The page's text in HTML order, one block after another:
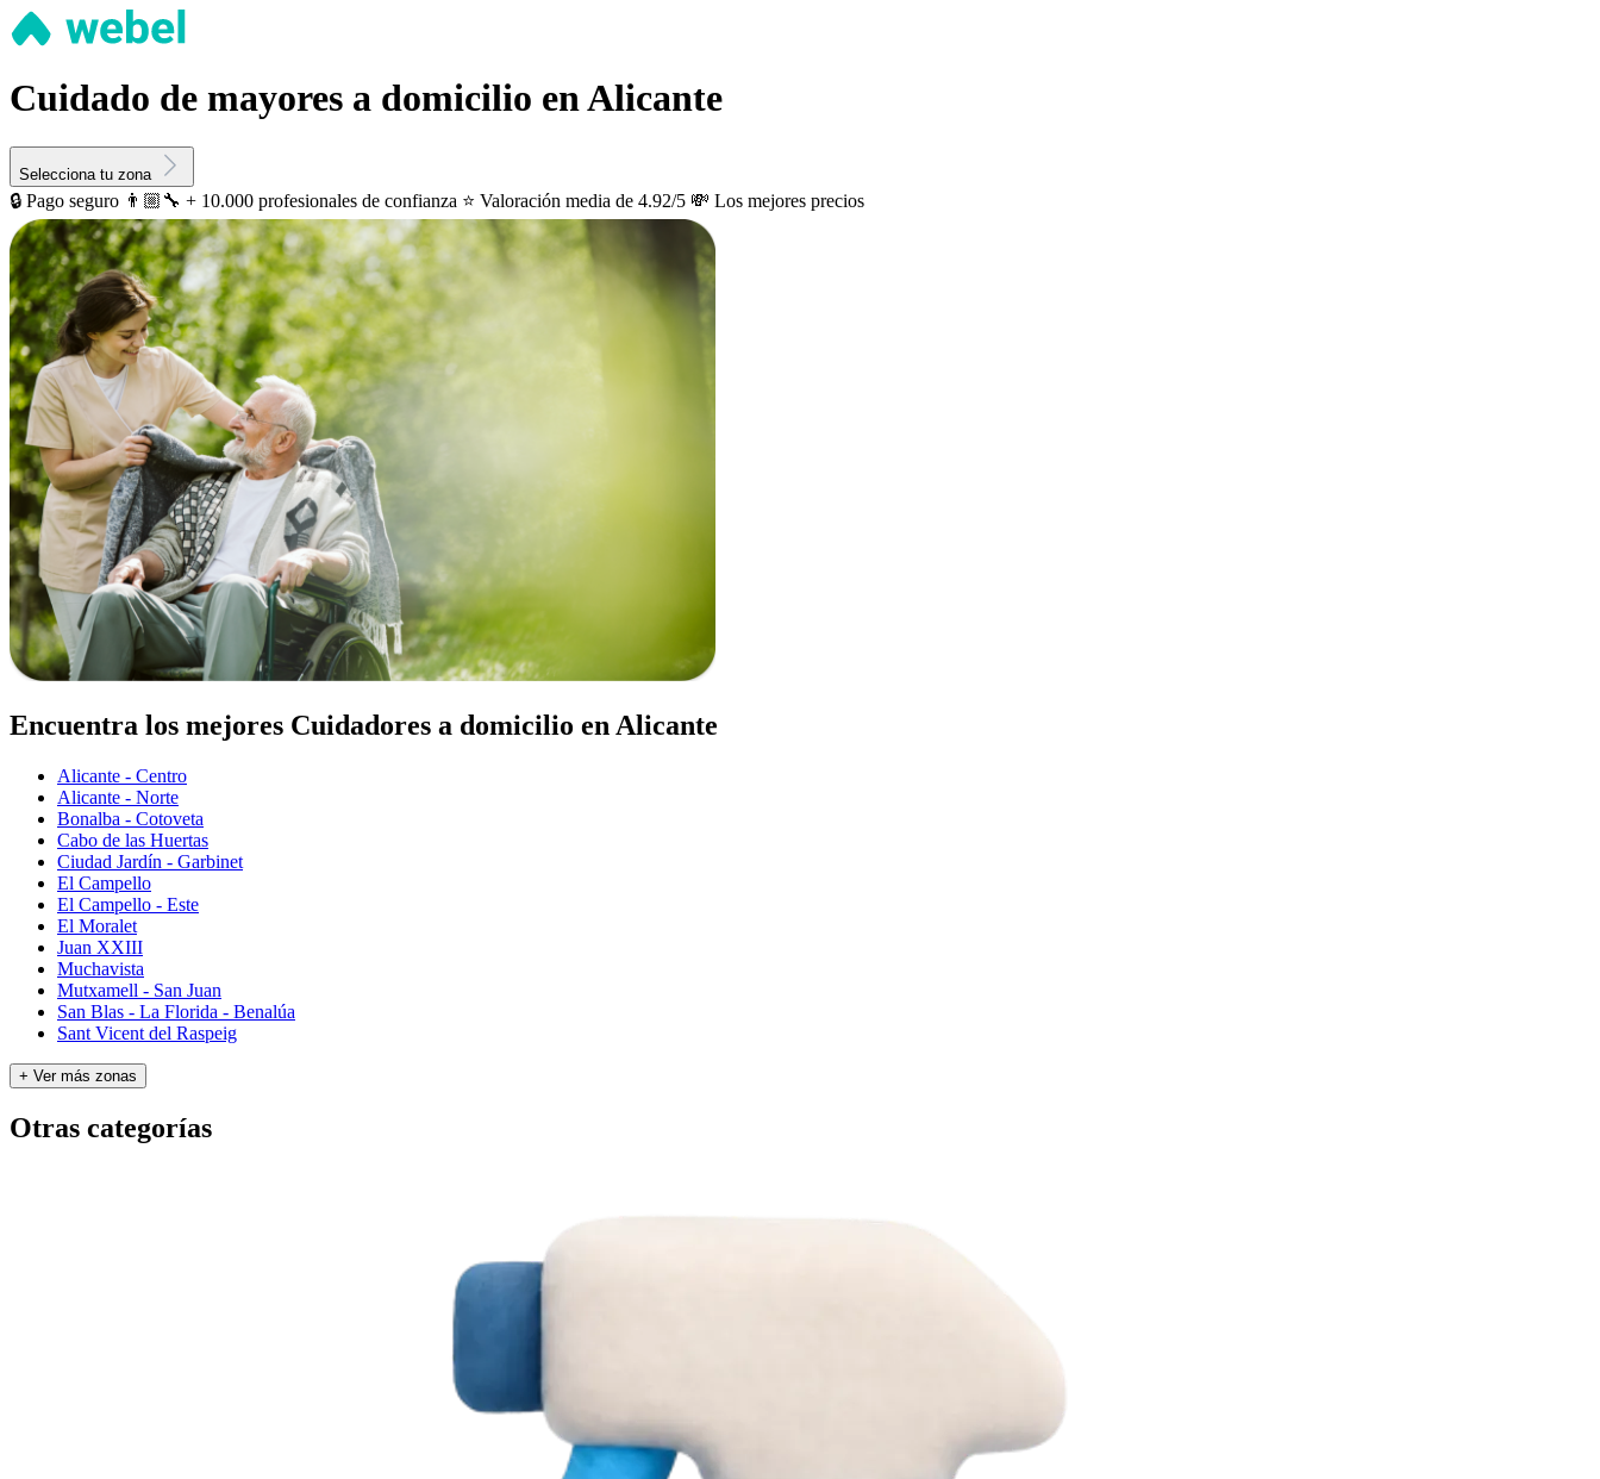
Cuidado de mayores a domicilio en Alicante
Selecciona tu zona
🔒 Pago seguro 👨🏼‍🔧 + 10.000 profesionales de confianza ⭐️ Valoración media de 4.92/5 💸 Los mejores precios
Encuentra los mejores Cuidadores a domicilio en Alicante
Alicante - Centro
Alicante - Norte
Bonalba - Cotoveta
Cabo de las Huertas
Ciudad Jardín - Garbinet
El Campello
El Campello - Este
El Moralet
Juan XXIII
Muchavista
Mutxamell - San Juan
San Blas - La Florida - Benalúa
Sant Vicent del Raspeig
+ Ver más zonas
Otras categorías